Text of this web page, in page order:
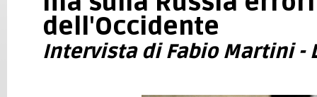
dell'Occidente
Intervista di Fabio Martini -